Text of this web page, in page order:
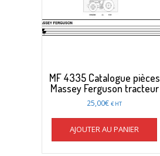
MF 4335 Catalogue pièces
Massey Ferguson tracteur
25,00€ € HT
AJOUTER AU PANIER